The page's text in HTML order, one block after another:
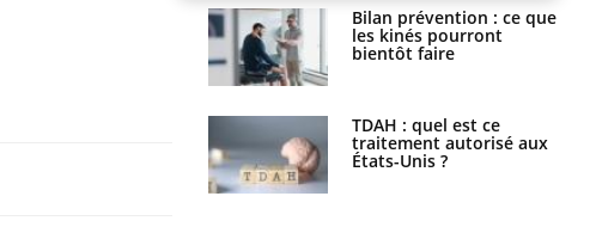
Bilan prévention : ce que
les kinés pourront
bientôt faire
TDAH : quel est ce
traitement autorisé aux
États-Unis ?